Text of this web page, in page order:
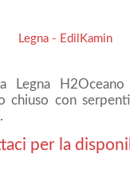
Legna - EdilKamin
Legna
chiuso con
per la